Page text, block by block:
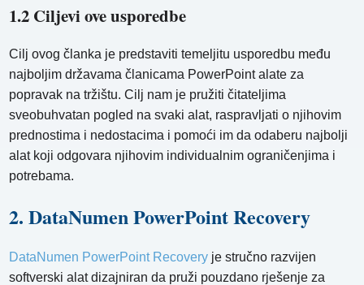
1.2 Ciljevi ove usporedbe
Cilj ovog članka je predstaviti temeljitu usporedbu među
najboljim državama članicama PowerPoint alate za
popravak na tržištu. Cilj nam je pružiti čitateljima
sveobuhvatan pogled na svaki alat, raspravljati o njihovim
prednostima i nedostacima i pomoći im da odaberu najbolji
alat koji odgovara njihovim individualnim ograničenjima i
potrebama.
2. DataNumen PowerPoint Recovery
DataNumen PowerPoint Recovery je stručno razvijen
softverski alat dizajniran da pruži pouzdano rješenje za